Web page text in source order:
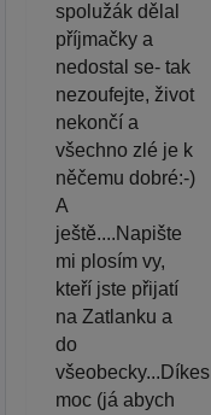
spolužák dělal
příjmačky a
nedostal se- tak
nezoufejte, život
nekončí a
všechno zlé je k
něčemu dobré:-)
A
ještě....Napište
mi plosím vy,
kteří jste přijatí
na Zatlanku a
do
všeobecky...Díkes
moc (já abych